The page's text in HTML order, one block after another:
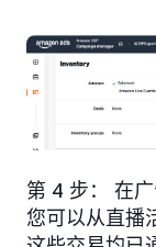
第 4 步： 在广
您可以从直播